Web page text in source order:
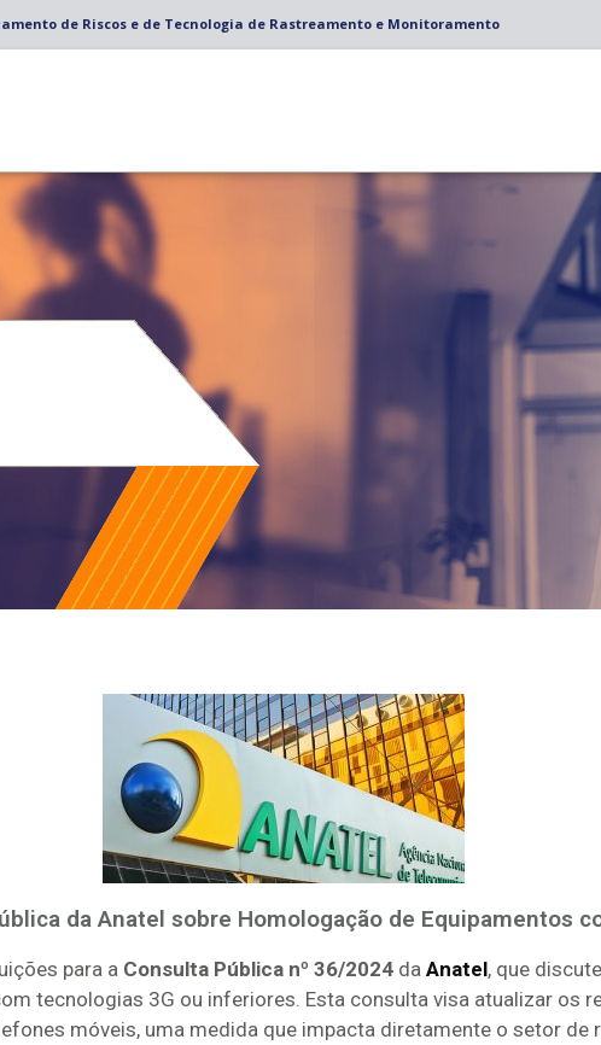
de Riscos e de Tecnologia de Rastreamento e Monitoramento
da Anatel sobre Homologação de Equipamentos
para a Consulta Pública nº 36/2024 da Anatel, que
tecnologias 3G ou inferiores. Esta consulta visa atualizar os
móveis, uma medida que impacta diretamente o setor